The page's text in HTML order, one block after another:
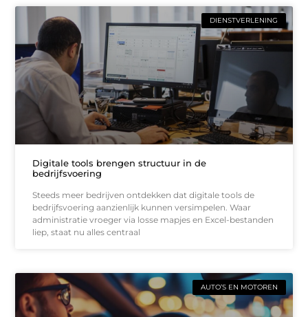
DIENSTVERLENING
Digitale tools brengen structuur in de
bedrijfsvoering
Steeds meer bedrijven ontdekken dat digitale tools de
bedrijfsvoering aanzienlijk kunnen versimpelen. Waar
administratie vroeger via losse mapjes en Excel-bestanden
liep, staat nu alles centraal
AUTO’S EN MOTOREN